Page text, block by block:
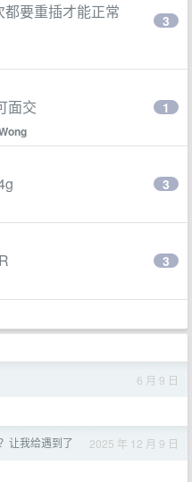
要重插才能正常
3
面交 1
3
3
6 月 9 日
让我给遇到了 2025 年 12 月 9 日